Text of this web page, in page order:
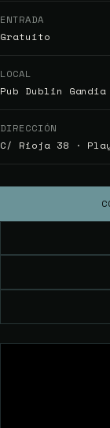
ENTRADA
Gratuito
LOCAL
Pub Dublin Gandia
DIRECCIÓN
C/ Rioja 38 ·